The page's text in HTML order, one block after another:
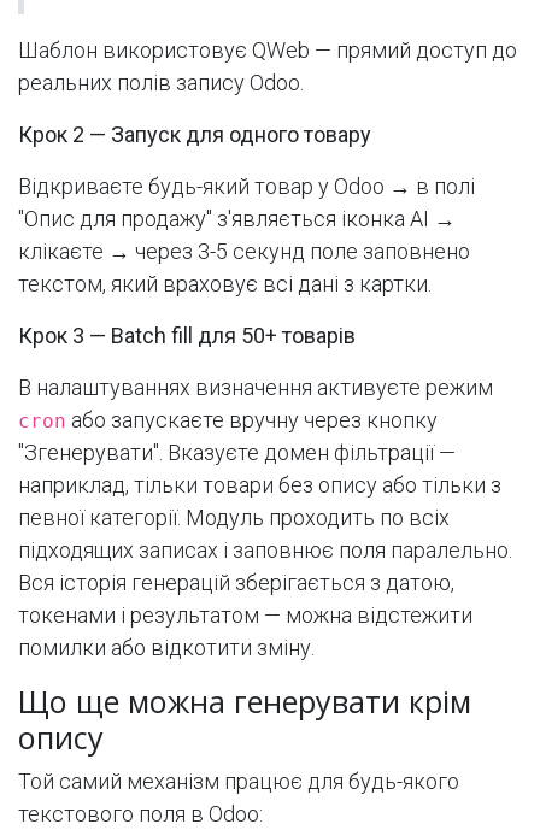
Шаблон використовує QWeb — прямий доступ до
реальних полів запису Odoo.
Крок 2 — Запуск для одного товару
Відкриваєте будь-який товар у Odoo → в полі
"Опис для продажу" з'являється іконка AI →
клікаєте → через 3-5 секунд поле заповнено
текстом, який враховує всі дані з картки.
Крок 3 — Batch fill для 50+ товарів
В налаштуваннях визначення активуєте режим
cron або запускаєте вручну через кнопку
"Згенерувати". Вказуєте домен фільтрації —
наприклад, тільки товари без опису або тільки з
певної категорії. Модуль проходить по всіх
підходящих записах і заповнює поля паралельно.
Вся історія генерацій зберігається з датою,
токенами і результатом — можна відстежити
помилки або відкотити зміну.
Що ще можна генерувати крім
опису
Той самий механізм працює для будь-якого
текстового поля в Odoo: